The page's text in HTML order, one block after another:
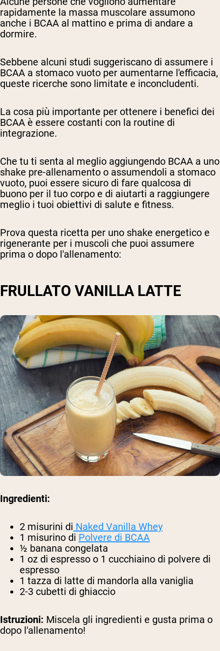
rapidamente la massa muscolare assumono
anche i BCAA al mattino e prima di andare a
dormire.
Sebbene alcuni studi suggeriscano di assumere i
BCAA a stomaco vuoto per aumentarne l'efficacia,
queste ricerche sono limitate e inconcludenti.
La cosa più importante per ottenere i benefici dei
BCAA è essere costanti con la routine di
integrazione.
Che tu ti senta al meglio aggiungendo BCAA a uno
shake pre-allenamento o assumendoli a stomaco
vuoto, puoi essere sicuro di fare qualcosa di
buono per il tuo corpo e di aiutarti a raggiungere
meglio i tuoi obiettivi di salute e fitness.
Prova questa ricetta per uno shake energetico e
rigenerante per i muscoli che puoi assumere
prima o dopo l'allenamento:
FRULLATO VANILLA LATTE
Ingredienti:
2 misurini di Naked Vanilla Whey
1 misurino di Polvere di BCAA
½ banana congelata
1 oz di espresso o 1 cucchiaino di polvere di
espresso
1 tazza di latte di mandorla alla vaniglia
2-3 cubetti di ghiaccio
Istruzioni: Miscela gli ingredienti e gusta prima o
dopo l'allenamento!